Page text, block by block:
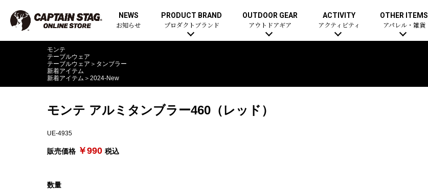
NEWS
お知らせ
PRODUCT BRAND
プロダクトブランド
OUTDOOR GEAR
アウトドアギア
ACTIVITY
アクティビティ
OTHER ITEMS
アパレル・雑貨
モンテ
テーブルウェア
テーブルウェア ＞ タンブラー
新着アイテム
新着アイテム ＞ 2024-New
モンテ アルミタンブラー460（レッド）
UE-4935
販売価格 ￥990 税込
数量